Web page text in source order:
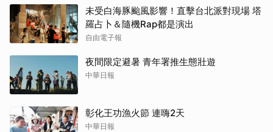
未受白海豚颱風影響！直擊台北派對現場 塔
羅占卜＆隨機Rap都是演出
自由電子報
夜間限定避暑 青年署推生態壯遊
中華日報
彰化王功漁火節 連嗨2天
中華日報